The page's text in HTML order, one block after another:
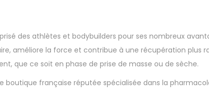
des athlètes et bodybuilders pour ses nombreux
améliore la force et contribue à une récupération plus
que ce soit en phase de prise de masse ou de sèche.
boutique française réputée spécialisée dans la